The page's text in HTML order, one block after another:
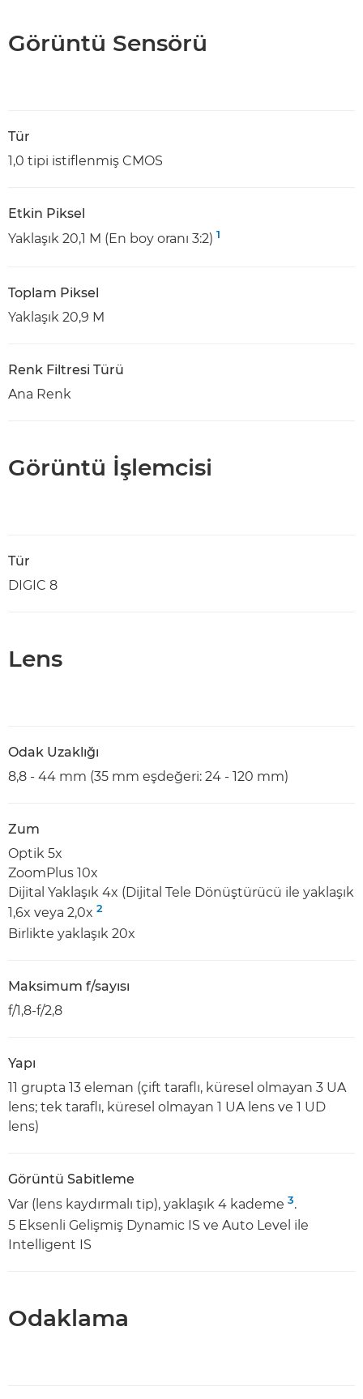
Görüntü Sensörü
Tür
1,0 tipi istiflenmiş CMOS
Etkin Piksel
Yaklaşık 20,1 M (En boy oranı 3:2) 1
Toplam Piksel
Yaklaşık 20,9 M
Renk Filtresi Türü
Ana Renk
Görüntü İşlemcisi
Tür
DIGIC 8
Lens
Odak Uzaklığı
8,8 - 44 mm (35 mm eşdeğeri: 24 - 120 mm)
Zum
Optik 5x
ZoomPlus 10x
Dijital Yaklaşık 4x (Dijital Tele Dönüştürücü ile yaklaşık
1,6x veya 2,0x 2
Birlikte yaklaşık 20x
Maksimum f/sayısı
f/1,8-f/2,8
Yapı
11 grupta 13 eleman (çift taraflı, küresel olmayan 3 UA
lens; tek taraflı, küresel olmayan 1 UA lens ve 1 UD
lens)
Görüntü Sabitleme
Var (lens kaydırmalı tip), yaklaşık 4 kademe 3.
5 Eksenli Gelişmiş Dynamic IS ve Auto Level ile
Intelligent IS
Odaklama